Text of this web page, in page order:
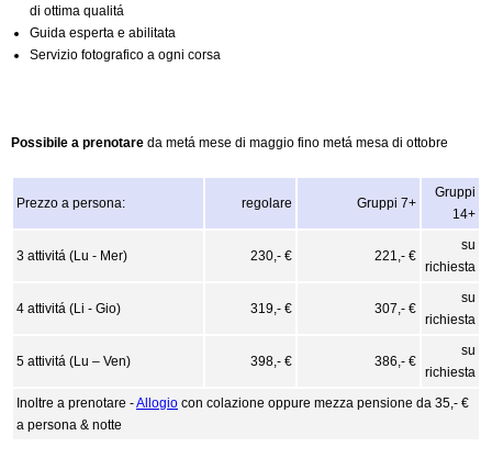
di ottima qualitá
Guida esperta e abilitata
Servizio fotografico a ogni corsa
Possibile a prenotare da metá mese di maggio fino metá mesa di ottobre
Prezzo a persona: regolare Gruppi 7+
Gruppi
14+
3 attivitá (Lu - Mer) 230,- € 221,- €
su
richiesta
4 attivitá (Li - Gio) 319,- € 307,- €
su
richiesta
5 attivitá (Lu – Ven) 398,- € 386,- €
su
richiesta
Inoltre a prenotare -Allogio con colazione oppure mezza pensione da 35,- €
a persona & notte